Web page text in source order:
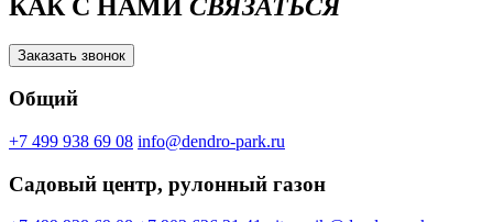
КАК С НАМИ СВЯЗАТЬСЯ
Заказать звонок
Общий
+7 499 938 69 08 info@dendro-park.ru
Садовый центр, рулонный газон